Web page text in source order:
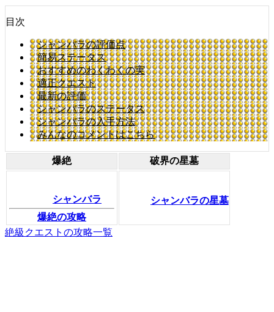
目次
シャンバラの評価点
簡易ステータス
おすすめのわくわくの実
適正クエスト
最新の評価
シャンバラのステータス
シャンバラの入手方法
みんなのコメントはこちら
爆絶 破界の星墓
シャンバラ
爆絶の攻略
シャンバラの星墓
絶級クエストの攻略一覧